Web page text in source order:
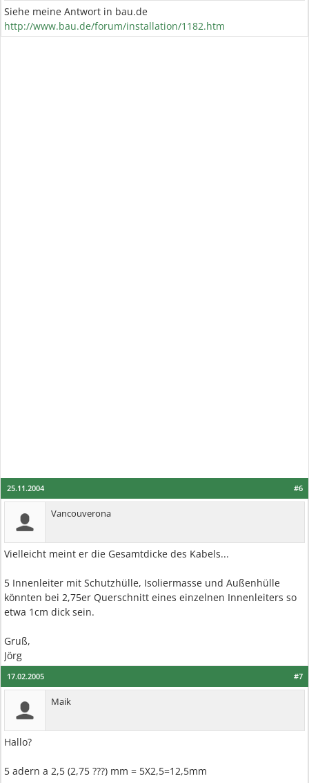
Siehe meine Antwort in bau.de
http://www.bau.de/forum/installation/1182.htm
#6
25.11.2004
Vancouverona
Vielleicht meint er die Gesamtdicke des Kabels...
5 Innenleiter mit Schutzhülle, Isoliermasse und Außenhülle
könnten bei 2,75er Querschnitt eines einzelnen Innenleiters so
etwa 1cm dick sein.
Gruß,
Jörg
#7
17.02.2005
Maik
Hallo?
5 adern a 2,5 (2,75 ???) mm = 5X2,5=12,5mm